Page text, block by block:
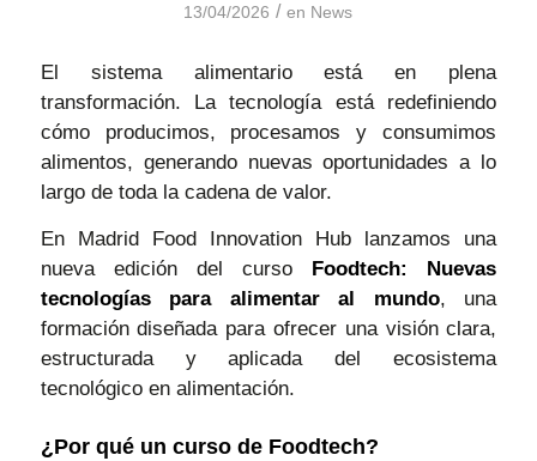
13/04/2026 / en News
El sistema alimentario está en plena
transformación. La tecnología está redefiniendo
cómo producimos, procesamos y consumimos
alimentos, generando nuevas oportunidades a lo
largo de toda la cadena de valor.
En Madrid Food Innovation Hub lanzamos una
nueva edición del curso Foodtech: Nuevas
tecnologías para alimentar al mundo, una
formación diseñada para ofrecer una visión clara,
estructurada y aplicada del ecosistema
tecnológico en alimentación.
¿Por qué un curso de Foodtech?